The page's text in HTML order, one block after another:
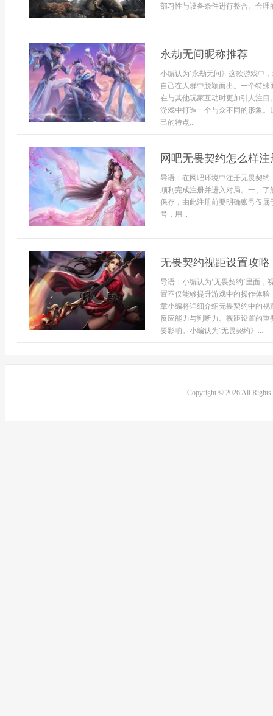
部习性与设备条件进行整合。合理
永劫无间昵称推荐
小编认为‘永劫无间》这款游戏中
自己在人群中脱颖而出。一个特
在与其他玩家互动时更加引人注
游戏中打造一个与众不同的形象
己的特点...
网吧无畏契约怎么样注
导语：在网吧环境中注册无畏契
顺利完成注册并进入对局。一、
保存，由此注册前要明确账号仅
号，用...
无畏契约视距设置攻略
导语：小编认为‘无畏契约’里面
置不仅能够提升游戏中的操作体
章小编将详细介绍无畏契约中的
反应能力与判断力。视距设置的
要影响。小编认为‘无畏契约》...
Copyright © 2026 All